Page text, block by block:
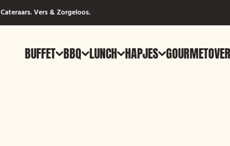
Vers & Zorgeloos.
BUFFET BBQ LUNCH HAPJES GOURMET